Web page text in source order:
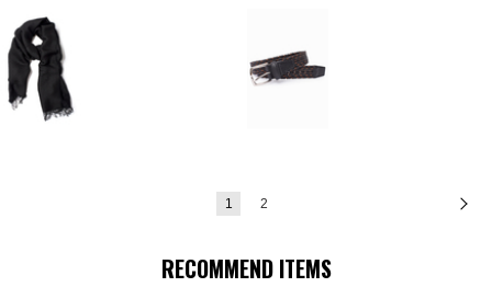
1 2
RECOMMEND ITEMS